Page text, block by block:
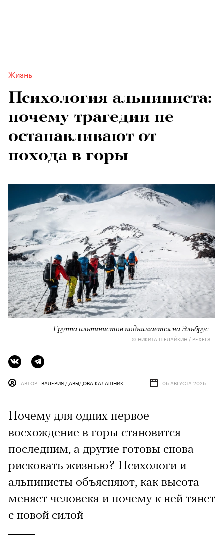
Жизнь
Психология альпиниста:
почему трагедии не
останавливают от
похода в горы
Группа альпинистов поднимается на Эльбрус
© НИКИТА ШЕЛАЙКИН / PEXELS
АВТОР ВАЛЕРИЯ ДАВЫДОВА-КАЛАШНИК 06 АВГУСТА 2026
Почему для одних первое
восхождение в горы становится
последним, а другие готовы снова
рисковать жизнью? Психологи и
альпинисты объясняют, как высота
меняет человека и почему к ней тянет
с новой силой